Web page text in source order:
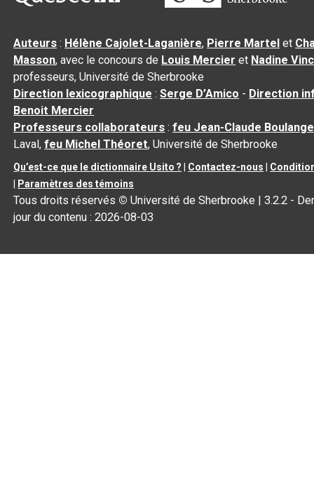
Auteurs : Hélène Cajolet-Laganière, Pierre Martel et
Masson, avec le concours de Louis Mercier et Nadine
professeurs, Université de Sherbrooke
Direction lexicographique :Serge D’Amico - Direction
Benoit Mercier
Professeurs collaborateurs :feu Jean-Claude
Laval,feu Michel Théoret, Université de Sherbrooke
Qu’est-ce que le dictionnaire Usito ? Contactez-nous
Paramètres des témoins
Tous droits réservés © Université de Sherbrooke |3.2.2 -
jour du contenu :2026-08-03